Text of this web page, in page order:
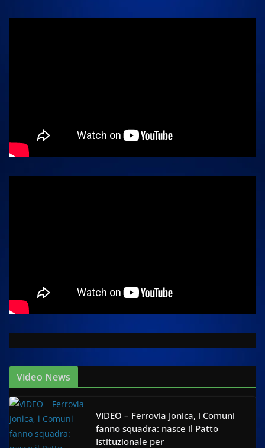
Video News
VIDEO – Ferrovia Jonica, i Comuni
fanno squadra: nasce il Patto
Istituzionale per